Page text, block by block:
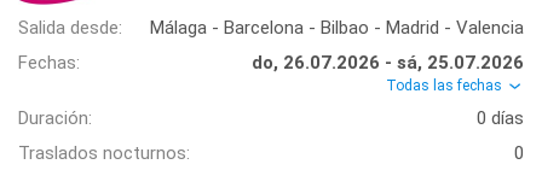
Salida desde:
Málaga - Barcelona - Bilbao - Madrid - Valencia
Fechas:
do, 26.07.2026 - sá, 25.07.2026
Todas las fechas
Duración:
0 días
Traslados nocturnos:
0